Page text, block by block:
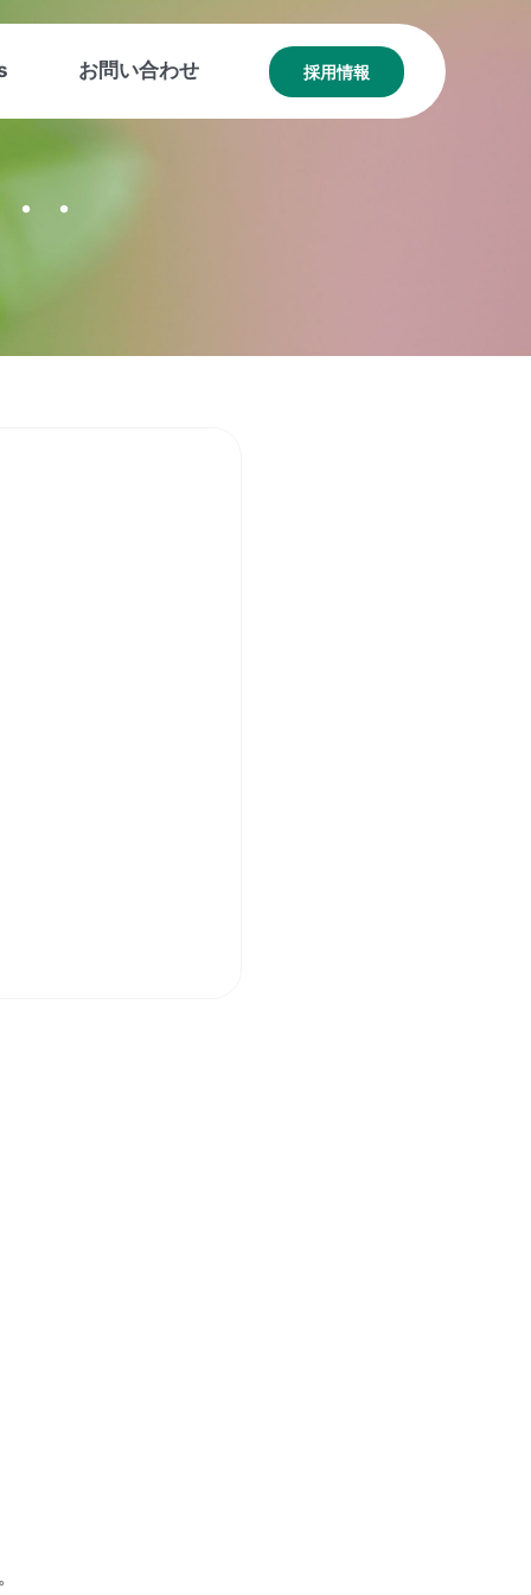
お問い合わせ 採用情報
・